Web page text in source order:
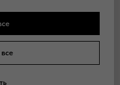
Все права